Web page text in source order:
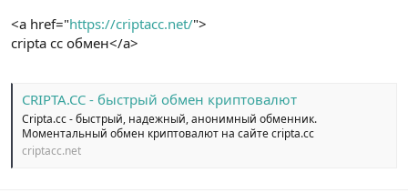
<a href="https://criptacc.net/">
cripta cc обмен</a>
CRIPTA.CC - быстрый обмен криптовалют
Cripta.cc - быстрый, надежный, анонимный обменник.
Моментальный обмен криптовалют на сайте cripta.cc
criptacc.net